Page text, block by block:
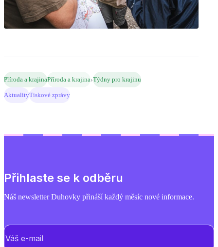
Příroda a krajinaPříroda a krajina›Týdny pro krajinu
AktualityTiskové zprávy
Přihlaste se k odběru
Náš newsletter Duhovky přináší každý měsíc nové informace.
E-mail